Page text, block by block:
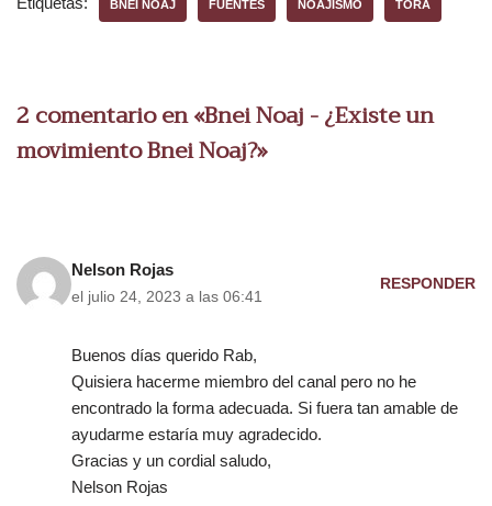
d
e
o
BNEI NOAJ FUENTES NOAJISMO TORÁ
2 comentario en «Bnei Noaj - ¿Existe un
movimiento Bnei Noaj?»
Nelson Rojas
el julio 24, 2023 a las 06:41
RESPONDER
Buenos días querido Rab,
Quisiera hacerme miembro del canal pero no he
encontrado la forma adecuada. Si fuera tan amable de
ayudarme estaría muy agradecido.
Gracias y un cordial saludo,
Nelson Rojas